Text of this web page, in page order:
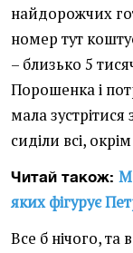
найдорожчих
номер тут
– близько 5
Порошенка і
мала
сиділи всі,
Читай також:
яких фігурує
Все б нічого,